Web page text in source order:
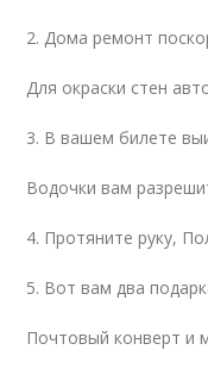
2. Дома ремонт
Для окраски стен
3. В вашем билете
Водочки вам
4. Протяните руку,
5. Вот вам два
Почтовый конверт и